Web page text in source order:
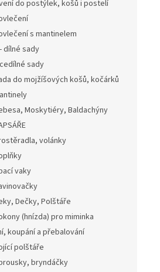
do postýlek, košů i postelí
s mantinelem
dílné sady
sady
do mojžíšových košů, kočárků
Moskytiéry, Baldachýny
volánky
vaky
Dečky, Polštáře
(hnízda) pro miminka
koupání a přebalování
polštáře
bryndáčky